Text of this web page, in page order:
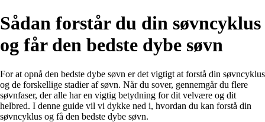
Sådan forstår du din søvncyklus
og får den bedste dybe søvn
For at opnå den bedste dybe søvn er det vigtigt at forstå din søvncyklus
og de forskellige stadier af søvn. Når du sover, gennemgår du flere
søvnfaser, der alle har en vigtig betydning for dit velvære og dit
helbred. I denne guide vil vi dykke ned i, hvordan du kan forstå din
søvncyklus og få den bedste dybe søvn.